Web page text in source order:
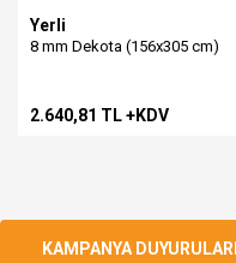
Yerli
8 mm Dekota (156x305 cm)
2.640,81 TL +KDV
KAMPANYA